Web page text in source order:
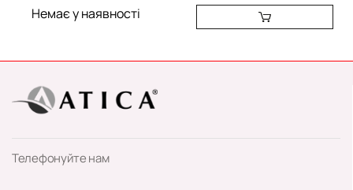
Немає у наявності
Телефонуйте нам